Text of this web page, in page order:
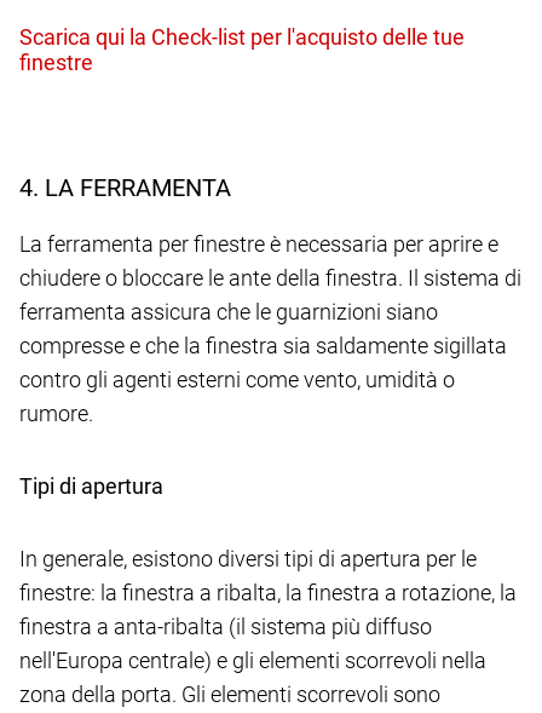
4. LA FERRAMENTA
La ferramenta per finestre è necessaria per aprire e
chiudere o bloccare le ante della finestra. Il sistema di
ferramenta assicura che le guarnizioni siano
compresse e che la finestra sia saldamente sigillata
contro gli agenti esterni come vento, umidità o
rumore.
Tipi di apertura
In generale, esistono diversi tipi di apertura per le
finestre: la finestra a ribalta, la finestra a rotazione, la
finestra a anta-ribalta (il sistema più diffuso
nell'Europa centrale) e gli elementi scorrevoli nella
zona della porta. Gli elementi scorrevoli sono